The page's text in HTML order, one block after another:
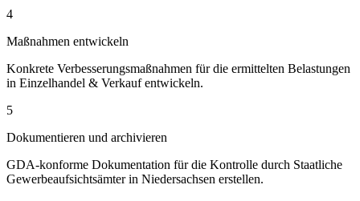
4
Maßnahmen entwickeln
Konkrete Verbesserungsmaßnahmen für die ermittelten Belastungen
in Einzelhandel & Verkauf entwickeln.
5
Dokumentieren und archivieren
GDA-konforme Dokumentation für die Kontrolle durch Staatliche
Gewerbeaufsichtsämter in Niedersachsen erstellen.